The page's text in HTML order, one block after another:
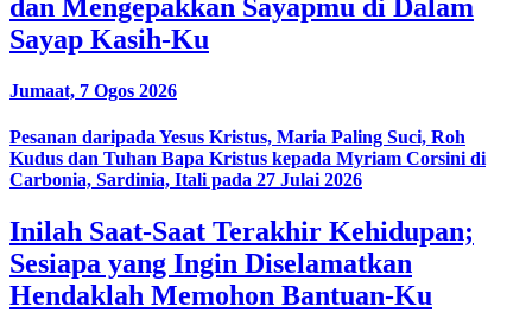
dan Mengepakkan Sayapmu di Dalam
Sayap Kasih-Ku
Jumaat, 7 Ogos 2026
Pesanan daripada Yesus Kristus, Maria Paling Suci, Roh
Kudus dan Tuhan Bapa Kristus kepada Myriam Corsini di
Carbonia, Sardinia, Itali pada 27 Julai 2026
Inilah Saat-Saat Terakhir Kehidupan;
Sesiapa yang Ingin Diselamatkan
Hendaklah Memohon Bantuan-Ku